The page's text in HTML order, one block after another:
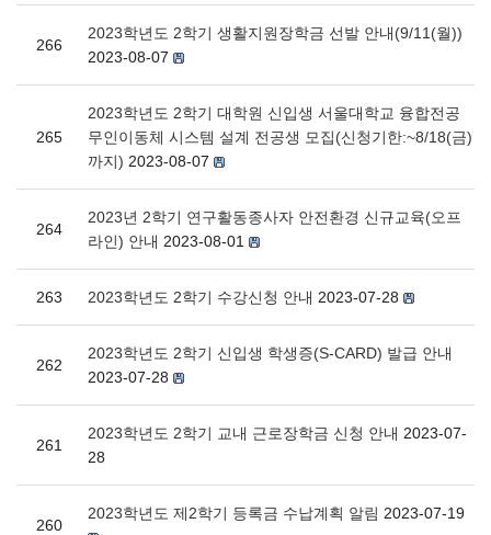
266
2023학년도 2학기 생활지원장학금 선발 안내(9/11(월))
2023-08-07
265
2023학년도 2학기 대학원 신입생 서울대학교 융합전공
무인이동체 시스템 설계 전공생 모집(신청기한:~8/18(금)
까지) 2023-08-07
264
2023년 2학기 연구활동종사자 안전환경 신규교육(오프
라인) 안내 2023-08-01
263 2023학년도 2학기 수강신청 안내 2023-07-28
262
2023학년도 2학기 신입생 학생증(S-CARD) 발급 안내
2023-07-28
261
2023학년도 2학기 교내 근로장학금 신청 안내 2023-07-
28
260
2023학년도 제2학기 등록금 수납계획 알림 2023-07-19